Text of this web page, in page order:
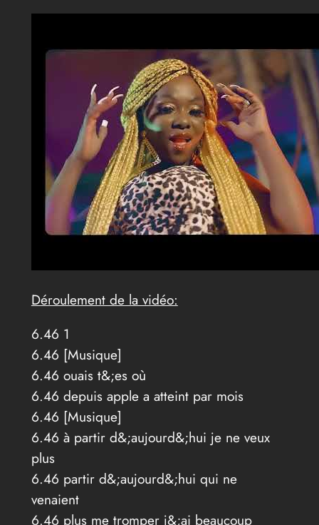
Déroulement de la vidéo:
6.46 1
6.46 [Musique]
6.46 ouais t&;es où
6.46 depuis apple a atteint par mois
6.46 [Musique]
6.46 à partir d&;aujourd&;hui je ne veux
plus
6.46 partir d&;aujourd&;hui qui ne
venaient
6.46 plus me tromper j&;ai beaucoup